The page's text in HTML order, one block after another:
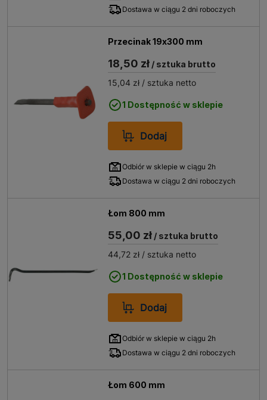
Dostawa w ciągu 2 dni roboczych
Przecinak 19x300 mm
18,50 zł / sztuka brutto
15,04 zł / sztuka netto
1 Dostępność w sklepie
Dodaj
Odbiór w sklepie w ciągu 2h
Dostawa w ciągu 2 dni roboczych
Łom 800 mm
55,00 zł / sztuka brutto
44,72 zł / sztuka netto
1 Dostępność w sklepie
Dodaj
Odbiór w sklepie w ciągu 2h
Dostawa w ciągu 2 dni roboczych
Łom 600 mm